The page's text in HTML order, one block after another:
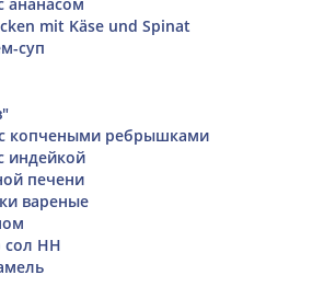
mit Käse und Spinat
суп
копчеными ребрышками
индейкой
печени
вареные
сол НН